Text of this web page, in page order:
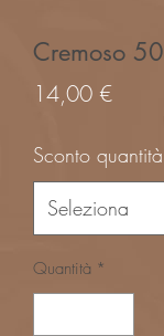
Cremoso 50
14,00 €Prezzo
Sconto quantità
Quantità *